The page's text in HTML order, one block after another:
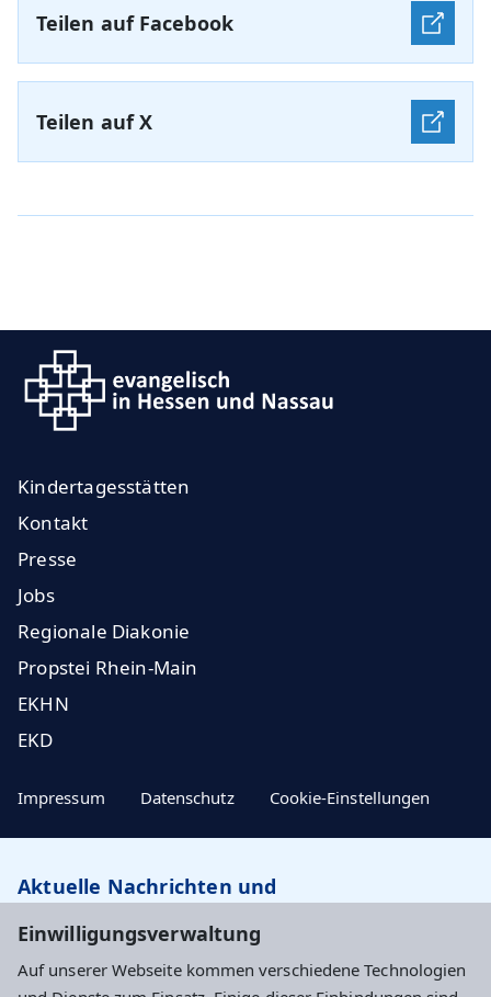
Einwilligungsverwaltung
Auf unserer Webseite kommen verschiedene Technologien
Teilen auf Facebook
Teilen auf X
Kindertagesstätten
Kontakt
Presse
Jobs
Regionale Diakonie
Propstei Rhein-Main
EKHN
EKD
Impressum Datenschutz Cookie-Einstellungen
Aktuelle Nachrichten und
Newsletter abonnieren